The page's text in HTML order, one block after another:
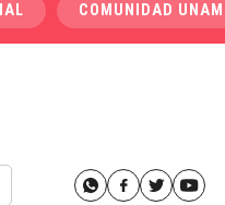
COMUNIDAD UNAM